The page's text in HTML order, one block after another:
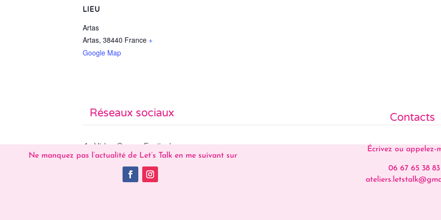
LIEU
Artas
Artas, 38440 France +
Google Map
Video Games Festival
Réseaux sociaux
Ne manquez pas l’actualité de Let’s Talk en me suivant sur
Contacts
Écrivez ou appelez-
06 67 65 38 83